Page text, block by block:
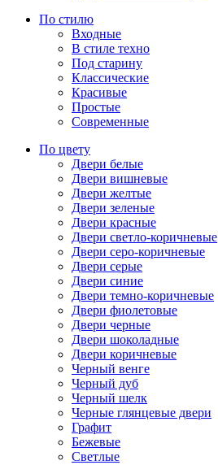
По стилю
Входные
В стиле техно
Под старину
Классические
Красивые
Простые
Современные
По цвету
Двери белые
Двери вишневые
Двери желтые
Двери зеленые
Двери красные
Двери светло-коричневые
Двери серо-коричневые
Двери серые
Двери синие
Двери темно-коричневые
Двери фиолетовые
Двери черные
Двери шоколадные
Двери коричневые
Черный венге
Черный дуб
Черный шелк
Черные глянцевые двери
Графит
Бежевые
Светлые